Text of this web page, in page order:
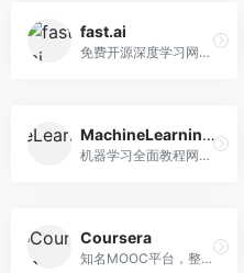
fast.ai
免费开源深度学习网站，专注于实用AI教学。面向开发者，提供免费深度学习课程、实战项目、代码库等资源，学习门槛低。
MachineLearningMastery
机器学习全面教程网站，专注于实用技能教学。面向开发者，提供机器学习算法、Python实现、项目实战等教程，实用性强。
Coursera
知名MOOC平台，整合全球顶尖大学课程资源。面向学习者，提供AI、机器学习、深度学习等课程，证书认可度高，课程质量专业。